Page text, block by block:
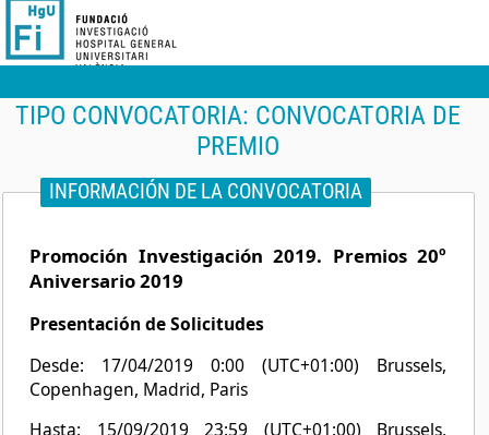
TIPO CONVOCATORIA: CONVOCATORIA DE
PREMIO
INFORMACIÓN DE LA CONVOCATORIA
Promoción Investigación 2019. Premios 20º
Aniversario 2019
Presentación de Solicitudes
Desde: 17/04/2019 0:00 (UTC+01:00) Brussels,
Copenhagen, Madrid, Paris
Hasta: 15/09/2019 23:59 (UTC+01:00) Brussels,